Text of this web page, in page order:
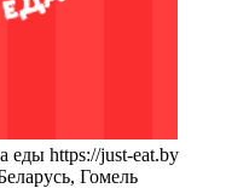
еды https://just-eat.by
Гомель